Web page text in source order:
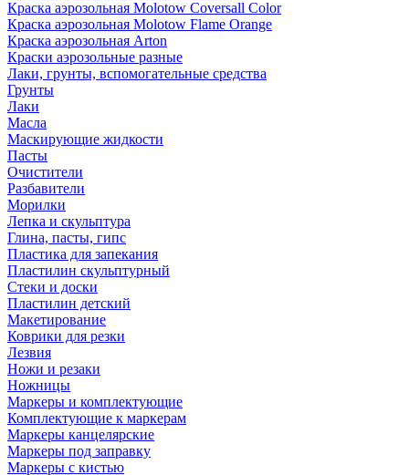
Краска аэрозольная Molotow Coversall Color
Краска аэрозольная Molotow Flame Orange
Краска аэрозольная Arton
Краски аэрозольные разные
Лаки, грунты, вспомогательные средства
Грунты
Лаки
Масла
Маскирующие жидкости
Пасты
Очистители
Разбавители
Морилки
Лепка и скульптура
Глина, пасты, гипс
Пластика для запекания
Пластилин скульптурный
Стеки и доски
Пластилин детский
Макетирование
Коврики для резки
Лезвия
Ножи и резаки
Ножницы
Маркеры и комплектующие
Комплектующие к маркерам
Маркеры канцелярские
Маркеры под заправку
Маркеры с кистью